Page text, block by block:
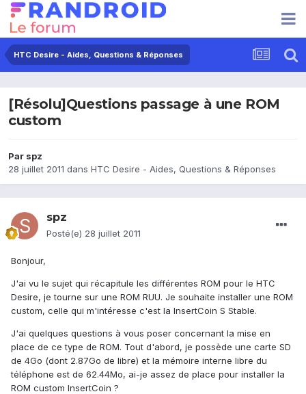
HTC Desire - Aides, Questions & Réponses
[Résolu]Questions passage à une ROM
custom
Par spz
28 juillet 2011 dans HTC Desire - Aides, Questions & Réponses
spz
Posté(e) 28 juillet 2011
Bonjour,
J'ai vu le sujet qui récapitule les différentes ROM pour le HTC
Desire, je tourne sur une ROM RUU. Je souhaite installer une ROM
custom, celle qui m'intéresse c'est la InsertCoin S Stable.
J'ai quelques questions à vous poser concernant la mise en
place de ce type de ROM. Tout d'abord, je possède une carte SD
de 4Go (dont 2.87Go de libre) et la mémoire interne libre du
téléphone est de 62.44Mo, ai-je assez de place pour installer la
ROM custom InsertCoin ?